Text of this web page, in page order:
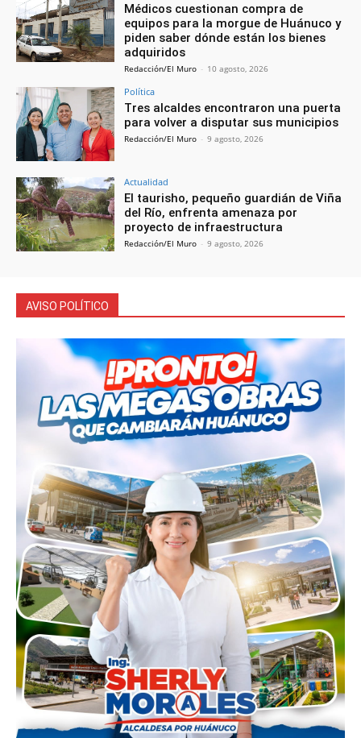
Médicos cuestionan compra de
equipos para la morgue de Huánuco y
piden saber dónde están los bienes
adquiridos
Redacción/El Muro - 10 agosto, 2026
Política
Tres alcaldes encontraron una puerta
para volver a disputar sus municipios
Redacción/El Muro - 9 agosto, 2026
Actualidad
El taurisho, pequeño guardián de Viña
del Río, enfrenta amenaza por
proyecto de infraestructura
Redacción/El Muro - 9 agosto, 2026
AVISO POLÍTICO